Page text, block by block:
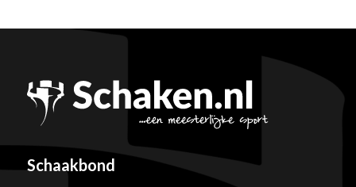
Schaakbond